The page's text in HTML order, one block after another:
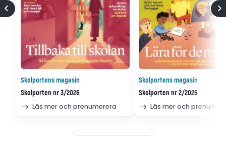
Skolportens magasin
Skolporten nr 3/2026
Läs mer och prenumerera
Skolportens magasin
Skolporten nr 2/2026
Läs mer och